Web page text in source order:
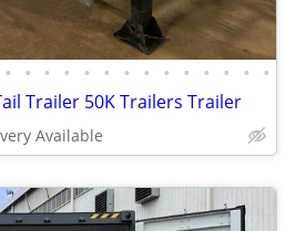
• • • • • • • • • • • • • •
Trailer 50K Trailers Trailer
Available